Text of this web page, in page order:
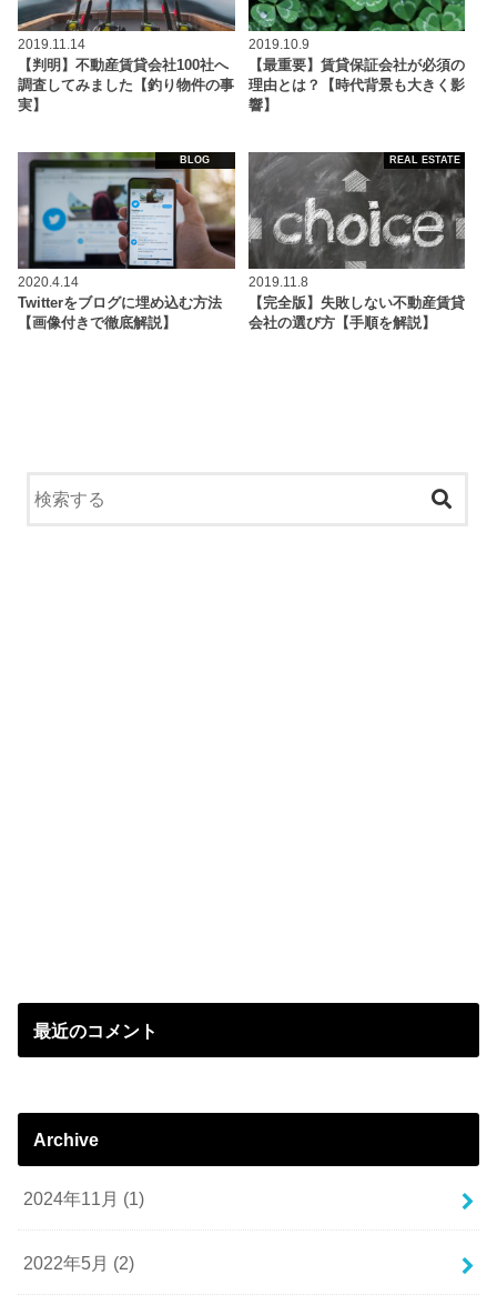
2019.11.14
【判明】不動産賃貸会社100社へ
調査してみました【釣り物件の事
実】
2019.10.9
【最重要】賃貸保証会社が必須の
理由とは？【時代背景も大きく影
響】
BLOG
2020.4.14
Twitterをブログに埋め込む方法
【画像付きで徹底解説】
REAL ESTATE
2019.11.8
【完全版】失敗しない不動産賃貸
会社の選び方【手順を解説】
最近のコメント
Archive
2024年11月 (1)
2022年5月 (2)